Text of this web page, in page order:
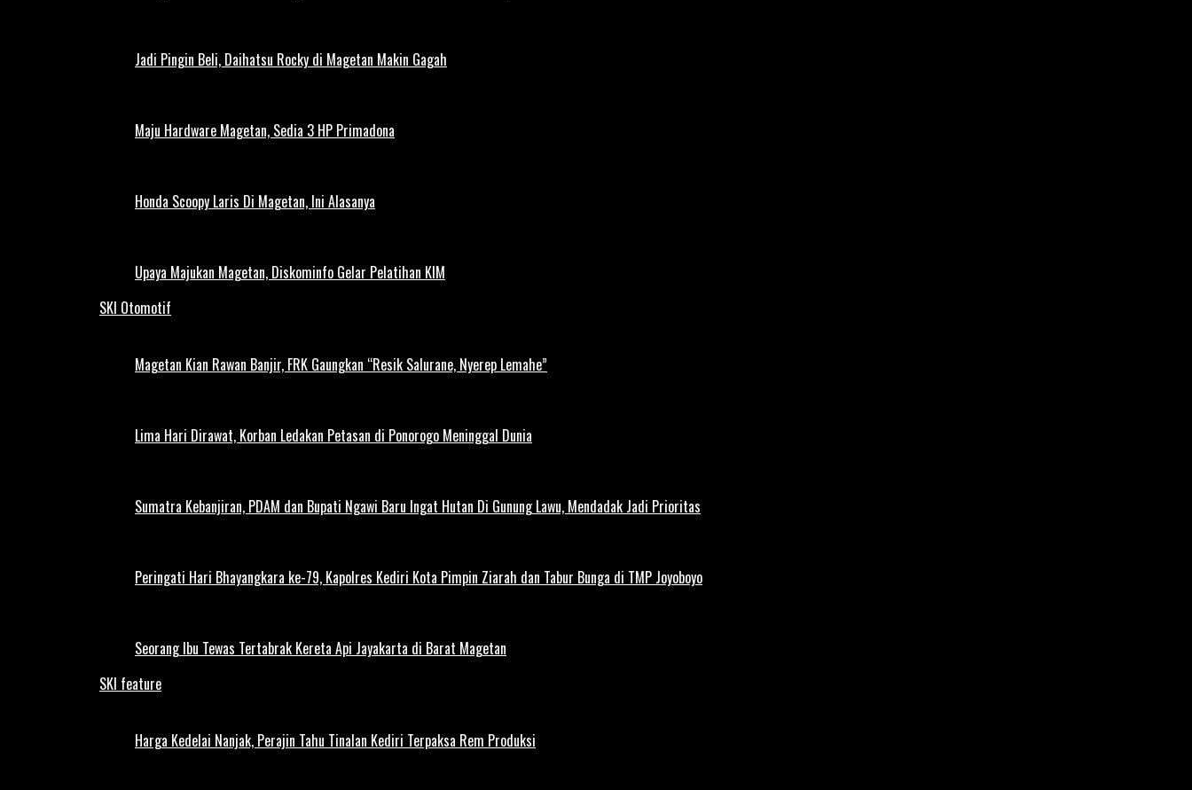
Jadi Pingin Beli, Daihatsu Rocky di Magetan Makin Gagah
Maju Hardware Magetan, Sedia 3 HP Primadona
Honda Scoopy Laris Di Magetan, Ini Alasanya
Upaya Majukan Magetan, Diskominfo Gelar Pelatihan KIM
SKI Otomotif
Magetan Kian Rawan Banjir, FRK Gaungkan “Resik Salurane, Nyerep Lemahe”
Lima Hari Dirawat, Korban Ledakan Petasan di Ponorogo Meninggal Dunia
Sumatra Kebanjiran, PDAM dan Bupati Ngawi Baru Ingat Hutan Di Gunung Lawu, Mendadak Jadi Prioritas
Peringati Hari Bhayangkara ke-79, Kapolres Kediri Kota Pimpin Ziarah dan Tabur Bunga di TMP Joyoboyo
Seorang Ibu Tewas Tertabrak Kereta Api Jayakarta di Barat Magetan
SKI feature
Harga Kedelai Nanjak, Perajin Tahu Tinalan Kediri Terpaksa Rem Produksi